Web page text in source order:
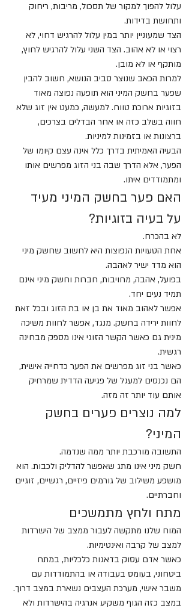
עלול להפוך למקור של תסכול, מריבות, ריחוק
ותחושת בדידות.
הצד שמעוניין יותר במין עלול להרגיש דחוי, לא
רצוי או לא אהוב. הצד השני עלול להרגיש לחוץ,
מותקף או לא מובן.
למרות הכאב שנוצר סביב הנושא, חשוב להבין
שפער בחשק המיני הוא תופעה נפוצה מאוד
בזוגיות ארוכת טווח. למעשה, כמעט אין זוג שלא
חווה בשלב כזה או אחר הבדלים בצרכים,
ברצונות או בזמינות למיניות.
הבעיה האמיתית בדרך כלל אינה עצם קיומו של
הפער, אלא הדרך שבה בני הזוג מפרשים אותו
ומתמודדים איתו.
האם פער בחשק המיני מעיד
על בעיה בזוגיות?
לא בהכרח.
אחת הטעויות הנפוצות היא לחשוב שחשק מיני
הוא מדד ישיר לאהבה.
בפועל, אהבה, מחויבות, חברות וחשק מיני אינם
תמיד נעים יחד.
אפשר לאהוב מאוד את בן או בת הזוג ובכל זאת
לחוות ירידה בחשק. מנגד, אפשר לחוות משיכה
מינית גם כאשר הקשר הזוגי אינו מספק מבחינה
רגשית.
כאשר בני זוג מפרשים את הפער כדחייה אישית,
הם נכנסים למעגל של פגיעה הדדית שמרחיק
אותם עוד יותר זה מזה.
למה נוצרים פערים בחשק
המיני?
התשובה מורכבת יותר ממה שנדמה.
חשק מיני אינו מתג שאפשר להדליק ולכבות. הוא
מושפע משילוב של גורמים פיזיים, רגשיים, זוגיים
וחברתיים.
מתח ולחץ מתמשכים
המוח שלנו מתקשה לעבור ממצב של הישרדות
למצב של קרבה ואינטימיות.
כאשר אדם עסוק בדאגות כלכליות, במתח
ביטחוני, בעומס בעבודה או בהתמודדות עם
משבר אישי, מערכת העצבים נשארת במצב דרוך.
במצב כזה הגוף משקיע אנרגיה בהישרדות ולא